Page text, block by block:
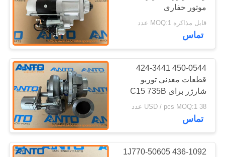
کارخانه
کنترل
کیفیت
وبلاگ
نقشه
سایت
چرخ دنده بیل مکانیکی
362
موتور حفاری
قابل مذاکره MOQ:1 عدد
تماس
450-0544 424-3441
قطعات معدنی توربو
شارژر برای C15 735B
740B
38 USD / pcs MOQ:1 عدد
تماس
436-1092 1J770-50605